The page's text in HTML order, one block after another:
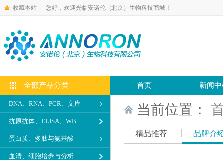
收藏本站 您好，欢迎光临安诺伦（北京）生物科技商城！
全部产品分类
DNA、RNA、PCR、文库
抗原抗体、ELISA、WB
蛋白质、多肽与氨基酸
血清、细胞培养与分析
首页 新闻中
当前位置：
精品推荐 品牌介